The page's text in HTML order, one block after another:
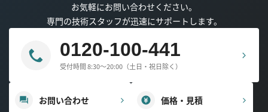
お気軽にお問い合わせください。
専門の技術スタッフが迅速にサポートします。
0120-100-441
受付時間 8:30～20:00（土日・祝日除く）
お問い合わせ 価格・見積